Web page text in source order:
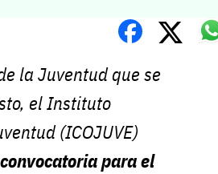
la Juventud que se
el Instituto
(ICOJUVE)
convocatoria para el